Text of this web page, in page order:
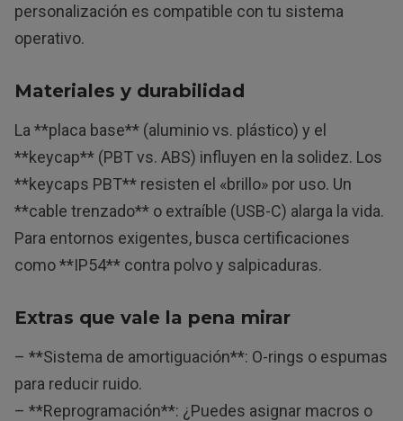
personalización es compatible con tu sistema
operativo.
Materiales y durabilidad
La **placa base** (aluminio vs. plástico) y el
**keycap** (PBT vs. ABS) influyen en la solidez. Los
**keycaps PBT** resisten el «brillo» por uso. Un
**cable trenzado** o extraíble (USB-C) alarga la vida.
Para entornos exigentes, busca certificaciones
como **IP54** contra polvo y salpicaduras.
Extras que vale la pena mirar
– **Sistema de amortiguación**: O-rings o espumas
para reducir ruido.
– **Reprogramación**: ¿Puedes asignar macros o